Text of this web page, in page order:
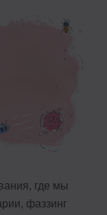
где мы
фаззинг